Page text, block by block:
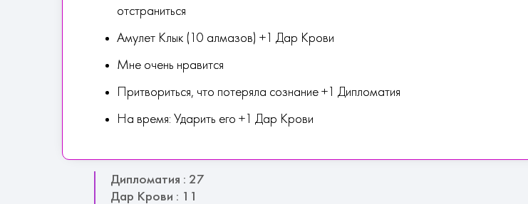
отстраниться
Амулет Клык (10 алмазов) +1 Дар Крови
Мне очень нравится
Притвориться, что потеряла сознание +1 Дипломатия
На время: Ударить его +1 Дар Крови
Дипломатия : 27
Дар Крови : 11